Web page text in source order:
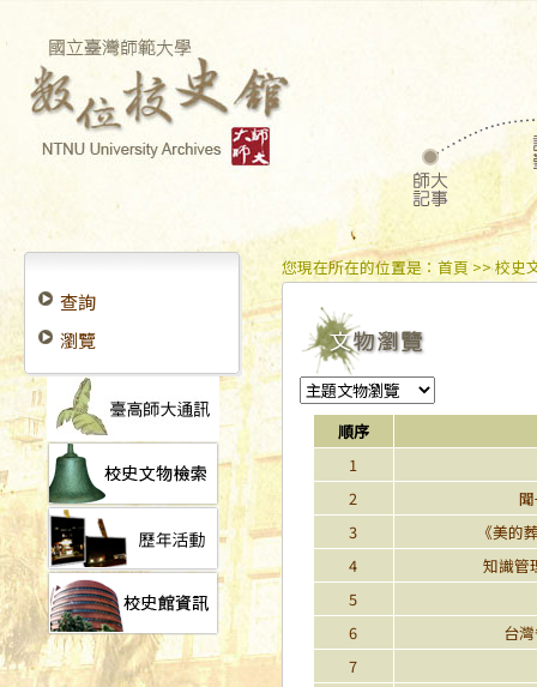
查詢
瀏覽
您現在所在的位置是： 首頁>> 校史
順序
1
2
3
《美的
4
知識管
5
6
台
7